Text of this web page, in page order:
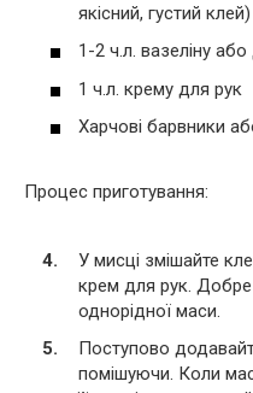
якісний, густий клей)
1-2 ч.л. вазеліну або
1 ч.л. крему для рук
Харчові барвники
Процес приготування:
У мисці змішайте
крем для рук.
однорідної маси.
Поступово
помішуючи. Коли